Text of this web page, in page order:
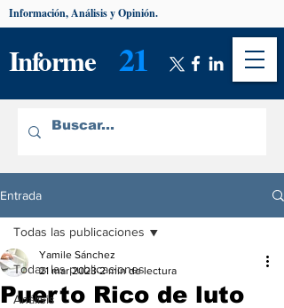
Informe 21
Información, Análisis y Opinión.
Entrada
Todas las publicaciones
Análisis
Todas las publicaciones
Puerto Rico de luto
Yamile Sánchez
21 mar 2023 2 min de lectura